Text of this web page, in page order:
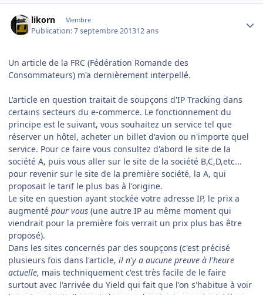
likorn Membre
Publication:7 septembre 201312 ans
Un article de la FRC (Fédération Romande des
Consommateurs) m'a dernièrement interpellé.
L'article en question traitait de soupçons d'IP Tracking dans
certains secteurs du e-commerce. Le fonctionnement du
principe est le suivant, vous souhaitez un service tel que
réserver un hôtel, acheter un billet d'avion ou n'importe quel
service. Pour ce faire vous consultez d'abord le site de la
société A, puis vous aller sur le site de la société B,C,D,etc...
pour revenir sur le site de la première société, la A, qui
proposait le tarif le plus bas à l'origine.
Le site en question ayant stockée votre adresse IP, le prix a
augmenté pour vous (une autre IP au même moment qui
viendrait pour la première fois verrait un prix plus bas être
proposé).
Dans les sites concernés par des soupçons (c'est précisé
plusieurs fois dans l'article, il n'y a aucune preuve à l'heure
actuelle, mais techniquement c'est très facile de le faire
surtout avec l'arrivée du Yield qui fait que l'on s'habitue à voir